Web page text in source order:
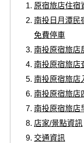
原宿旅店住宿
南投日月潭民
免費停車
南投原宿旅店
南投原宿旅店
南投原宿旅店
南投原宿旅店
南投原宿旅店
店家/景點資訊
交通資訊